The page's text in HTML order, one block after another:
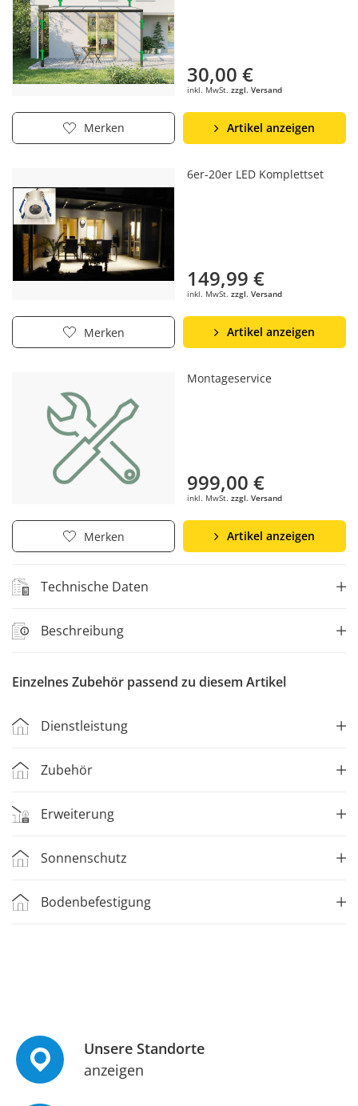
30,00 €
inkl. MwSt. zzgl. Versand
Merken Artikel anzeigen
6er-20er LED Komplettset
149,99 €
inkl. MwSt. zzgl. Versand
Merken Artikel anzeigen
Montageservice
999,00 €
inkl. MwSt. zzgl. Versand
Merken Artikel anzeigen
Technische Daten
Beschreibung
Einzelnes Zubehör passend zu diesem Artikel
Dienstleistung
Zubehör
Erweiterung
Sonnenschutz
Bodenbefestigung
Unsere Standorte
anzeigen